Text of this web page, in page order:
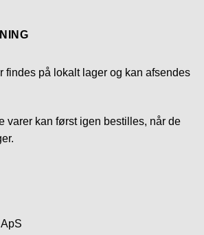
findes på lokalt lager og kan afsendes
varer kan først igen bestilles, når de